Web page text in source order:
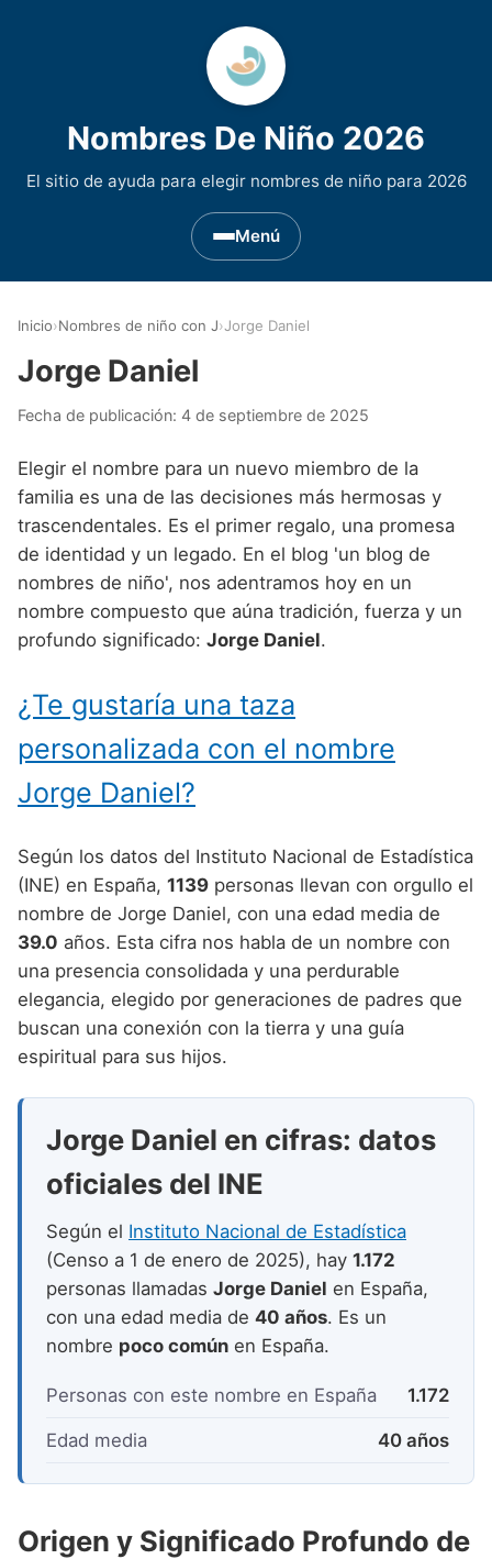
Nombres De Niño 2026
El sitio de ayuda para elegir nombres de niño para 2026
Menú
Nombres de niño que empiezan por D
Nombres de niño que empiezan por E
Nombres de niño que empiezan por F
Nombres de niño que empiezan por G
Nombres de niño que empiezan por H
Nombres de niño que empiezan por I
Nombres de niño que empiezan por J
Nombres de niño que empiezan por K
Nombres de niño que empiezan por M
Nombres de niño que empiezan por N
Nombres de niño que empiezan por O
Nombres de niño que empiezan por P
Nombres de niño que empiezan por Q
Nombres de niño que empiezan por V
Nombres de niño que empiezan por W
Nombres de niño que empiezan por X
Nombres de Niño Asturianos
Nombres de Niño Baleares
Nombres de Niño Canarios
Nombres de Niño Cantabros
Nombres de Niño Castellanos
Nombres de Niño Catalanes
Nombres de Niño Extremeños
Nombres de Niño Gallegos
Nombres de Niño Murcianos
Nombres de Niño Navarros
Nombres de Niño Riojanos
Nombres de Niño Valencianos
Nombres de Niño Vascos
Nombres de Niño Celtas
Nombres de Niño Egipcios
Nombres de Niño Griegos
Nombres de Niño Mitologicos
Nombres de Niño Vikingos
Nombres de Niño Alemanes
Nombres de Niño Americanos
Nombres de Niño Arabes
Nombres de Niño Chinos
Nombres de Niño Hispanoamericanos
Nombres de Niño Ingleses
Nombres de Niño Italianos
Nombres de Niño Judíos
Nombres de Niño Marroquíes
Nombres de Niño Portugueses
Nombres de Niño Rumanos
Nombres de Niño Rusos
Nombres de Niño Suecos
Buscar
Inicio›Nombres de niño con J›Jorge Daniel
Jorge Daniel
Fecha de publicación: 4 de septiembre de 2025
Elegir el nombre para un nuevo miembro de la
familia es una de las decisiones más hermosas y
trascendentales. Es el primer regalo, una promesa
de identidad y un legado. En el blog 'un blog de
nombres de niño', nos adentramos hoy en un
nombre compuesto que aúna tradición, fuerza y un
profundo significado: Jorge Daniel.
¿Te gustaría una taza
personalizada con el nombre
Jorge Daniel?
Según los datos del Instituto Nacional de Estadística
(INE) en España, 1139 personas llevan con orgullo el
nombre de Jorge Daniel, con una edad media de
39.0 años. Esta cifra nos habla de un nombre con
una presencia consolidada y una perdurable
elegancia, elegido por generaciones de padres que
buscan una conexión con la tierra y una guía
espiritual para sus hijos.
Jorge Daniel en cifras: datos
oficiales del INE
Según el Instituto Nacional de Estadística
(Censo a 1 de enero de 2025), hay 1.172
personas llamadas Jorge Daniel en España,
con una edad media de 40 años. Es un
nombre poco común en España.
Personas con este nombre en España 1.172
Edad media 40 años
Origen y Significado Profundo de